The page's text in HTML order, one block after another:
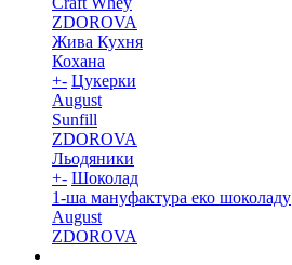
ZDOROVA
Жива Кухня
Кохана
+- Цукерки
August
Sunfill
ZDOROVA
Льодяники
+- Шоколад
1-ша мануфактура еко шоколаду
August
ZDOROVA